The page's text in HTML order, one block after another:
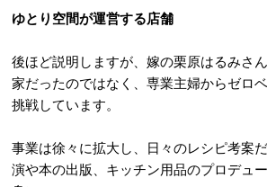
ゆとり空間が運営する店舗
後ほど説明しますが、嫁の栗原はるみさ
家だったのではなく、専業主婦からゼロ
挑戦しています。
事業は徐々に拡大し、日々のレシピ考案
演や本の出版、キッチン用品のプロデュ